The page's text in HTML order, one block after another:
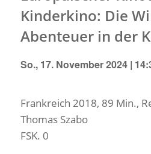
Kinderkino: Die
Abenteuer in der
So., 17. November 2024 |
Frankreich 2018, 89 Min.,
Thomas Szabo
FSK. 0